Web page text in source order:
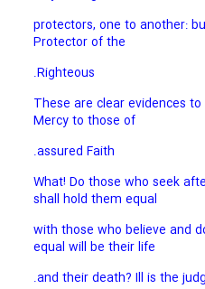
[that stand as] protectors, one to
Protector of the
Righteous.
20. These are clear evidences
Mercy to those of
assured Faith.
21. What! Do those who seek
shall hold them equal
with those who believe and
equal will be their life
and their death? Ill is the